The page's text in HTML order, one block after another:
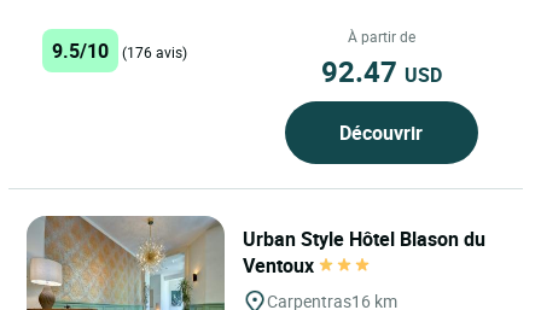
Carpentras point de départ pour...
9.5/10 (176 avis)
À partir de
92.47 USD
Découvrir
Urban Style Hôtel Blason du
Ventoux
Carpentras16 km